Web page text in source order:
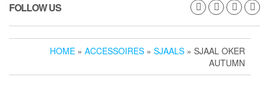
FOLLOW US
HOME » ACCESSOIRES » SJAALS » SJAAL OKER
AUTUMN